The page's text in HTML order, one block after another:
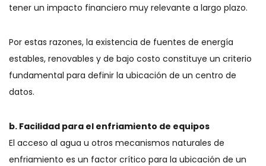
tener un impacto financiero muy relevante a largo plazo.
Por estas razones, la existencia de fuentes de energía
estables, renovables y de bajo costo constituye un criterio
fundamental para definir la ubicación de un centro de
datos.
b. Facilidad para el enfriamiento de equipos
El acceso al agua u otros mecanismos naturales de
enfriamiento es un factor crítico para la ubicación de un